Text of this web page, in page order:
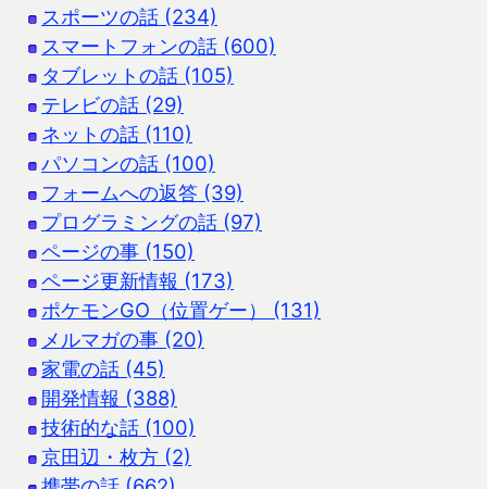
スポーツの話 (234)
スマートフォンの話 (600)
タブレットの話 (105)
テレビの話 (29)
ネットの話 (110)
パソコンの話 (100)
フォームへの返答 (39)
プログラミングの話 (97)
ページの事 (150)
ページ更新情報 (173)
ポケモンGO（位置ゲー） (131)
メルマガの事 (20)
家電の話 (45)
開発情報 (388)
技術的な話 (100)
京田辺・枚方 (2)